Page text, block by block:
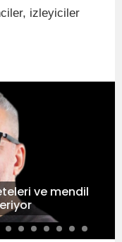
izleyiciler
ve mendil